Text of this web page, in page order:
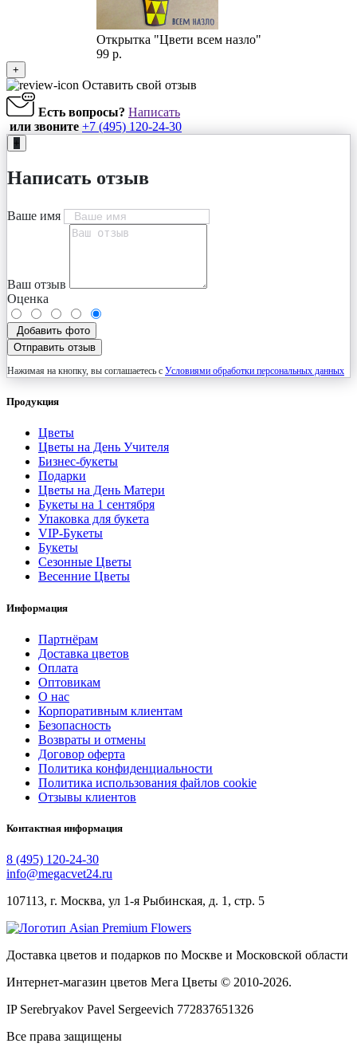
Открытка "Цвети всем назло"
99 р.
+
Оставить свой отзыв
Есть вопросы? Написать
или звоните +7 (495) 120-24-30
+
Написать отзыв
Ваше имя
Ваш отзыв
Оценка
Добавить фото
Отправить отзыв
Нажимая на кнопку, вы соглашаетесь с Условиями обработки персональных данных
Продукция
Цветы
Цветы на День Учителя
Бизнес-букеты
Подарки
Цветы на День Матери
Букеты на 1 сентября
Упаковка для букета
VIP-Букеты
Букеты
Сезонные Цветы
Весенние Цветы
Информация
Партнёрам
Доставка цветов
Оплата
Оптовикам
О нас
Корпоративным клиентам
Безопасность
Возвраты и отмены
Договор оферта
Политика конфиденциальности
Политика использования файлов cookie
Отзывы клиентов
Контактная информация
8 (495) 120-24-30
info@megacvet24.ru
107113, г. Москва, ул 1-я Рыбинская, д. 1, стр. 5
Доставка цветов и подарков по Москве и Московской области
Интернет-магазин цветов Мега Цветы © 2010-2026.
IP Serebryakov Pavel Sergeevich 772837651326
Все права защищены